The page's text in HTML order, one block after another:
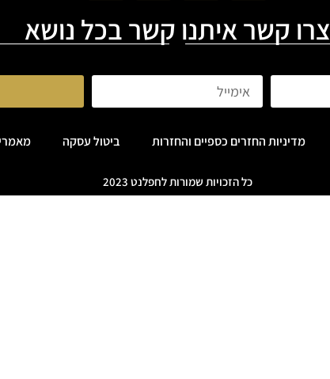
צרו קשר איתנו קשר בכל נושא
מדיניות החזרים כספיים והחזרות ביטול עסקה
כל הזכויות שמורות לחפלנט 2023